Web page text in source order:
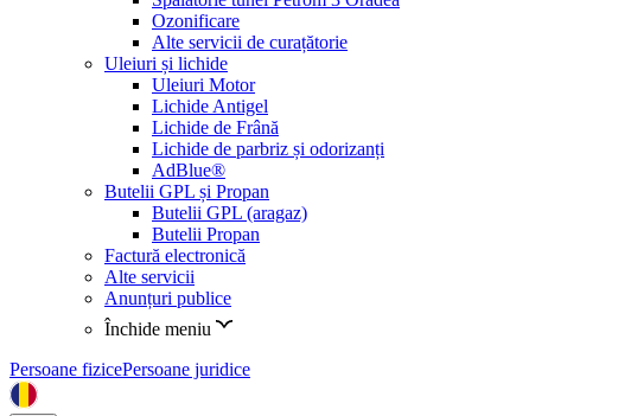
Ozonificare
Alte servicii de curațătorie
Uleiuri și lichide
Uleiuri Motor
Lichide Antigel
Lichide de Frână
Lichide de parbriz și odorizanți
AdBlue®
Butelii GPL și Propan
Butelii GPL (aragaz)
Butelii Propan
Factură electronică
Alte servicii
Anunțuri publice
Închide meniu
Persoane fizicePersoane juridice